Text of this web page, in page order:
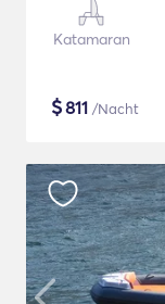
Katamaran
$811 /Nacht